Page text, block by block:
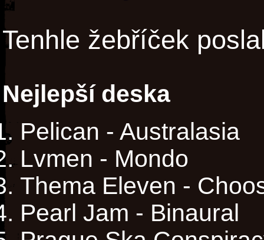
Tenhle žebříček
Nejlepší deska
Pelican - Australasia
Lvmen - Mondo
Thema Eleven -
Pearl Jam - Binaural